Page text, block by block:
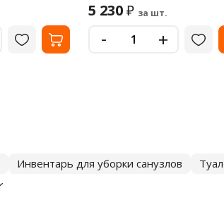
5 230₽ за шт.
- +
Инвентарь для уборки санузлов